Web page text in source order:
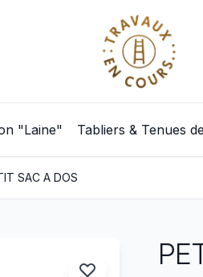
"Laine" Tabliers & Tenues
SAC A DOS